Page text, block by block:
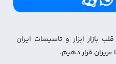
در قلب بازار ابزار و تاسیسات ایران
عزیزان قرار دهیم.